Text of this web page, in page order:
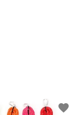
favorite